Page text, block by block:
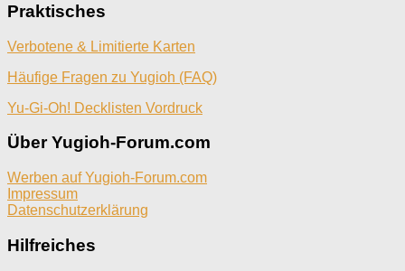
Praktisches
Verbotene & Limitierte Karten
Häufige Fragen zu Yugioh (FAQ)
Yu-Gi-Oh! Decklisten Vordruck
Über Yugioh-Forum.com
Werben auf Yugioh-Forum.com
Impressum
Datenschutzerklärung
Hilfreiches